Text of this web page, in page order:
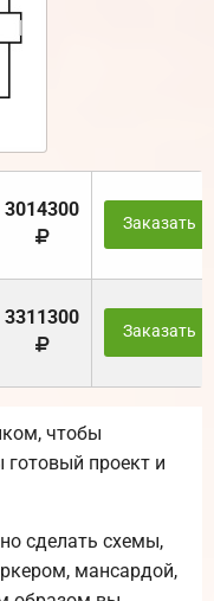
3014300
Заказать
3311300
Заказать
чтобы
готовый проект и
сделать схемы,
мансардой,